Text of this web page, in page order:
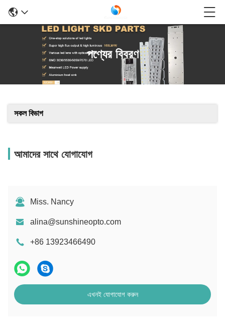
পণ্যের বিবরণ
সকল বিভাগ
আমাদের সাথে যোগাযোগ
Miss. Nancy
alina@sunshineopto.com
+86 13923466490
এখনই যোগাযোগ করুন